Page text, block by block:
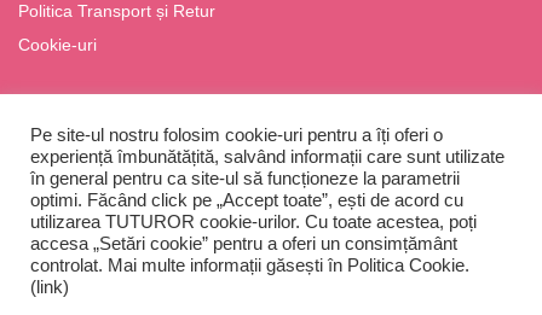
Politica Transport și Retur
Cookie-uri
Flormar România © Copyright 2023
Pe site-ul nostru folosim cookie-uri pentru a îți oferi o
experiență îmbunătățită, salvând informații care sunt utilizate
în general pentru ca site-ul să funcționeze la parametrii
optimi. Făcând click pe „Accept toate”, ești de acord cu
utilizarea TUTUROR cookie-urilor. Cu toate acestea, poți
accesa „Setări cookie” pentru a oferi un consimțământ
controlat. Mai multe informații găsești în Politica Cookie.
(link)